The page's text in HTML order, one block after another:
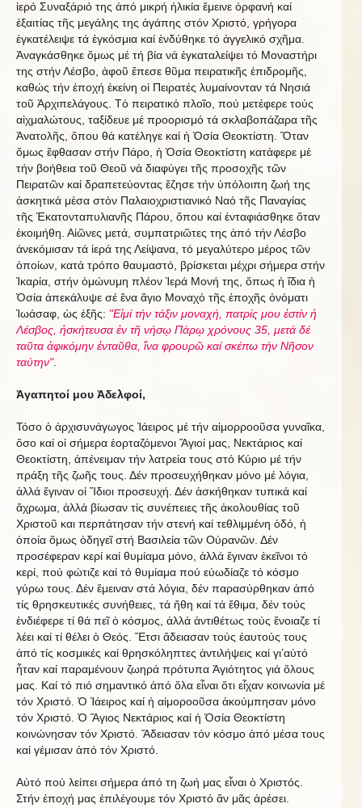
ἱερό Συναξάριό της ἀπό μικρή ἡλικία ἔμεινε ὀρφανή καί
ἐξαιτίας τῆς μεγάλης της ἀγάπης στόν Χριστό, γρήγορα
ἐγκατέλειψε τά ἐγκόσμια καί ἐνδύθηκε τό ἀγγελικό σχῆμα.
Ἀναγκάσθηκε ὅμως μέ τή βία νά ἐγκαταλείψει τό Μοναστήρι
της στήν Λέσβο, ἀφοῦ ἔπεσε θῦμα πειρατικῆς ἐπιδρομῆς,
καθώς τήν ἐποχή ἐκείνη οἱ Πειρατές λυμαίνονταν τά Νησιά
τοῦ Ἀρχιπελάγους. Τό πειρατικό πλοῖο, πού μετέφερε τούς
αἰχμαλώτους, ταξίδευε μέ προορισμό τά σκλαβοπάζαρα τῆς
Ἀνατολῆς, ὅπου θά κατέληγε καί ἡ Ὁσία Θεοκτίστη. Ὅταν
ὅμως ἔφθασαν στήν Πάρο, ἡ Ὁσία Θεοκτίστη κατάφερε μέ
τήν βοήθεια τοῦ Θεοῦ νά διαφύγει τῆς προσοχῆς τῶν
Πειρατῶν καί δραπετεύοντας ἔζησε τήν ὑπόλοιπη ζωή της
ἀσκητικά μέσα στόν Παλαιοχριστιανικό Ναό τῆς Παναγίας
τῆς Ἑκατονταπυλιανῆς Πάρου, ὅπου καί ἐνταφιάσθηκε ὅταν
ἐκοιμήθη. Αἰῶνες μετά, συμπατριῶτες της ἀπό τήν Λέσβο
ἀνεκόμισαν τά ἱερά της Λείψανα, τό μεγαλύτερο μέρος τῶν
ὁποίων, κατά τρόπο θαυμαστό, βρίσκεται μέχρι σήμερα στήν
Ἰκαρία, στήν ὁμώνυμη πλέον Ἱερά Μονή της, ὅπως ἡ ἴδια ἡ
Ὁσία ἀπεκάλυψε σέ ἕνα ἅγιο Μοναχό τῆς ἐποχῆς ὀνόματι
Ἰωάσαφ, ὡς ἐξῆς: "Εἰμί τήν τάξιν μοναχή, πατρίς μου ἐστίν ἡ
Λέσβος, ἠσκήτευσα ἐν τῆ νήσῳ Πάρῳ χρόνους 35, μετά δέ
ταῦτα ἀφικόμην ἐνταῦθα, ἵνα φρουρῶ καί σκέπω τήν Νῆσον
ταύτην".
Ἀγαπητοί μου Ἀδελφοί,
Τόσο ὁ ἀρχισυνάγωγος Ἰάειρος μέ τήν αἱμορροοῦσα γυναῖκα,
ὅσο καί οἱ σήμερα ἑορταζόμενοι Ἅγιοί μας, Νεκτάριος καί
Θεοκτίστη, ἀπένειμαν τήν λατρεία τους στό Κύριο μέ τήν
πράξη τῆς ζωῆς τους. Δέν προσευχήθηκαν μόνο μέ λόγια,
ἀλλά ἔγιναν οἱ Ἴδιοι προσευχή. Δέν ἀσκήθηκαν τυπικά καί
ἄχρωμα, ἀλλά βίωσαν τίς συνέπειες τῆς ἀκολουθίας τοῦ
Χριστοῦ και περπάτησαν τήν στενή καί τεθλιμμένη ὁδό, ἡ
ὁποία ὅμως ὁδηγεῖ στή Βασιλεία τῶν Οὐρανῶν. Δέν
προσέφεραν κερί καί θυμίαμα μόνο, ἀλλά ἔγιναν ἐκεῖνοι τό
κερί, πού φώτιζε καί τό θυμίαμα πού εὐωδίαζε τό κόσμο
γύρω τους. Δέν ἔμειναν στά λόγια, δέν παρασύρθηκαν ἀπό
τίς θρησκευτικές συνήθειες, τά ἤθη καί τά ἔθιμα, δέν τούς
ἐνδιέφερε τί θά πεῖ ὁ κόσμος, ἀλλά ἀντιθέτως τούς ἔνοιαζε τί
λέει καί τί θέλει ὁ Θεός. Ἔτσι ἄδειασαν τούς ἑαυτούς τους
ἀπό τίς κοσμικές καί θρησκόληπτες ἀντιλήψεις καί γι’αὐτό
ἦταν καί παραμένουν ζωηρά πρότυπα Ἁγιότητος γιά ὅλους
μας. Καί τό πιό σημαντικό ἀπό ὅλα εἶναι ὅτι εἶχαν κοινωνία μέ
τόν Χριστό. Ὁ Ἰάειρος καί ἡ αἱμοροοῦσα ἀκούμπησαν μόνο
τόν Χριστό. Ὁ Ἅγιος Νεκτάριος καί ἡ Ὁσία Θεοκτίστη
κοινώνησαν τόν Χριστό. Ἄδειασαν τόν κόσμο ἀπό μέσα τους
καί γέμισαν ἀπό τόν Χριστό.
Αὐτό πού λείπει σήμερα ἀπό τη ζωή μας εἶναι ὁ Χριστός.
Στήν ἐποχή μας ἐπιλέγουμε τόν Χριστό ἄν μᾶς ἀρέσει.